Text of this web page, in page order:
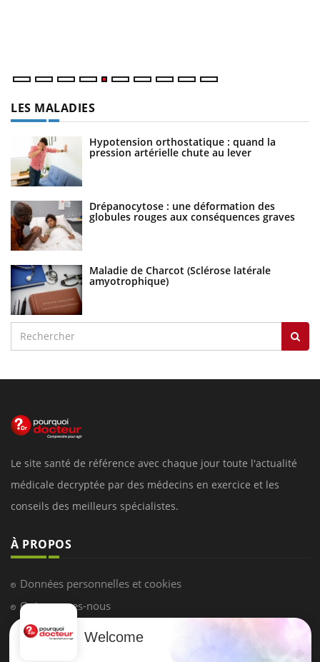
LES MALADIES
Hypotension orthostatique : quand la
pression artérielle chute au lever
Drépanocytose : une déformation des
globules rouges aux conséquences graves
Maladie de Charcot (Sclérose latérale
amyotrophique)
Le site santé de référence avec chaque jour toute l'actualité
médicale decryptée par des médecins en exercice et les
conseils des meilleurs spécialistes.
À PROPOS
Données personnelles et cookies
Qui sommes-nous
Conditions d'utilisation
Welcome